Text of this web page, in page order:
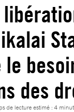
le
des
de lecture estimé : 4